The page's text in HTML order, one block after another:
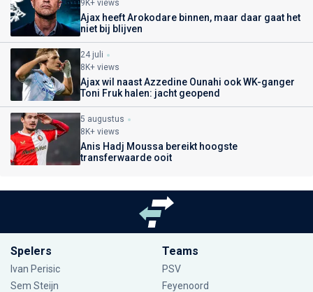
9K+ views
Ajax heeft Arokodare binnen, maar daar gaat het
niet bij blijven
24 juli
8K+ views
Ajax wil naast Azzedine Ounahi ook WK-ganger
Toni Fruk halen: jacht geopend
5 augustus
8K+ views
Anis Hadj Moussa bereikt hoogste
transferwaarde ooit
Spelers
Ivan Perisic
Sem Steijn
Teams
PSV
Feyenoord